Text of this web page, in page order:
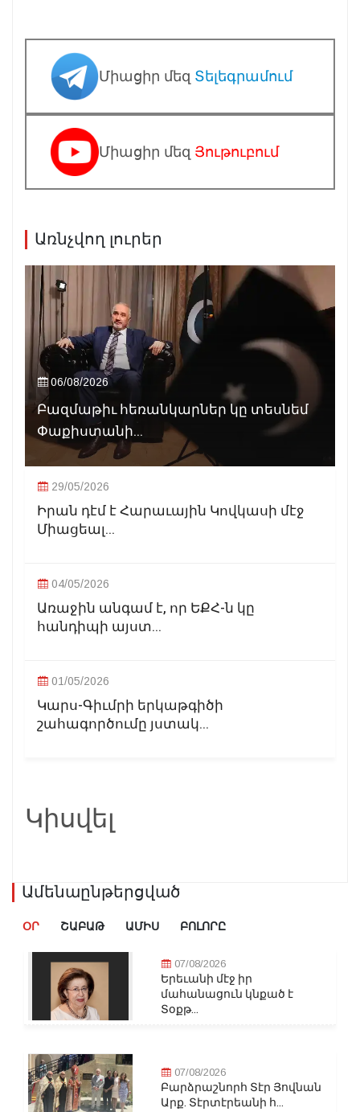
Միացիր մեզ Տելեգրամում
Միացիր մեզ Յութուբում
Առնչվող լուրեր
06/08/2026
Բազմաթիւ հեռանկարներ կը տեսնեմ
Փաքիստանի...
29/05/2026
Իրան դէմ է Հարաւային Կովկասի մէջ
Միացեալ...
04/05/2026
Առաջին անգամ է, որ ԵՔՀ-ն կը
հանդիպի այստ...
01/05/2026
Կարս-Գիւմրի երկաթգիծի
շահագործումը յստակ...
Կիսվել
Ամենաընթերցված
ՕՐ ՇԱԲԱԹ ԱՄԻՍ ԲՈԼՈՐԸ
07/08/2026
Երեւանի մէջ իր
մահանացուն կնքած է
Տօքթ...
07/08/2026
Բարձրաշնորհ Տէր Յովնան
Արք. Տէրտէրեանի հ...